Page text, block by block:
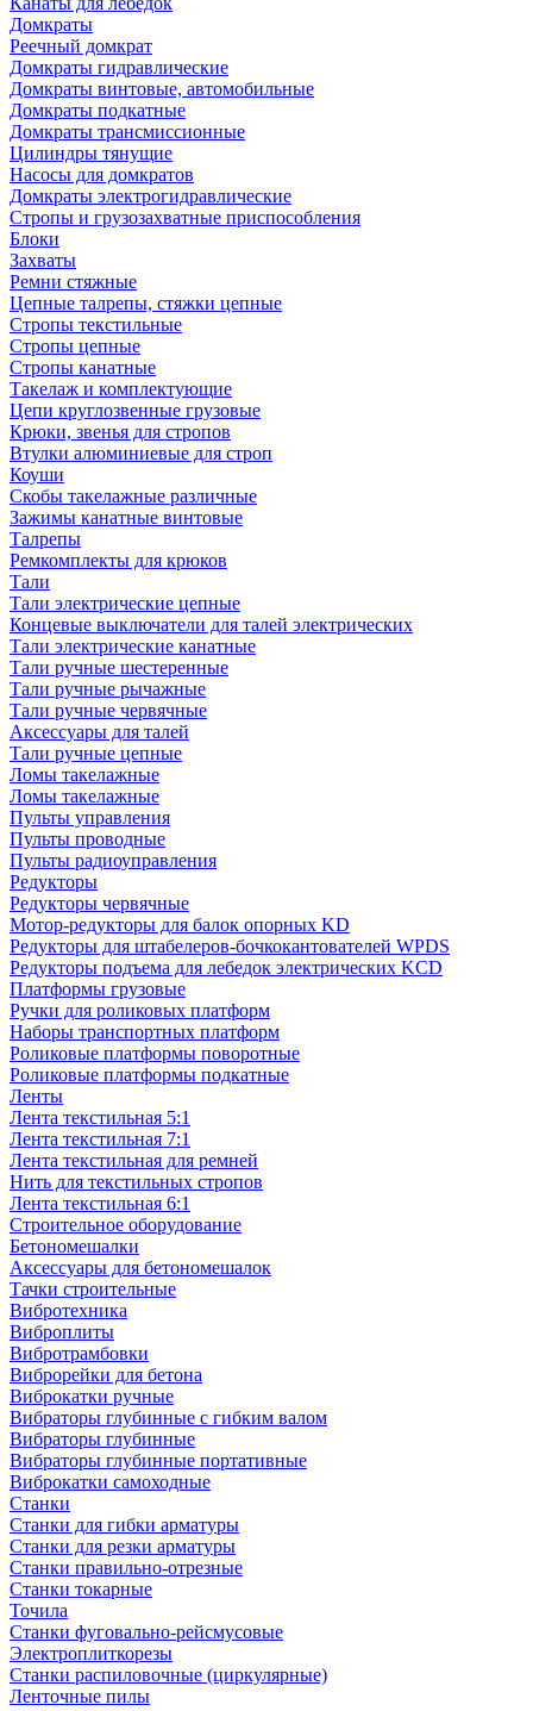
Домкраты
Реечный домкрат
Домкраты гидравлические
Домкраты винтовые, автомобильные
Домкраты подкатные
Домкраты трансмиссионные
Цилиндры тянущие
Насосы для домкратов
Домкраты электрогидравлические
Стропы и грузозахватные приспособления
Блоки
Захваты
Ремни стяжные
Цепные талрепы, стяжки цепные
Стропы текстильные
Стропы цепные
Стропы канатные
Такелаж и комплектующие
Цепи круглозвенные грузовые
Крюки, звенья для стропов
Втулки алюминиевые для строп
Коуши
Скобы такелажные различные
Зажимы канатные винтовые
Талрепы
Ремкомплекты для крюков
Тали
Тали электрические цепные
Концевые выключатели для талей электрических
Тали электрические канатные
Тали ручные шестеренные
Тали ручные рычажные
Тали ручные червячные
Аксессуары для талей
Тали ручные цепные
Ломы такелажные
Ломы такелажные
Пульты управления
Пульты проводные
Пульты радиоуправления
Редукторы
Редукторы червячные
Мотор-редукторы для балок опорных KD
Редукторы для штабелеров-бочкокантователей WPDS
Редукторы подъема для лебедок электрических KCD
Платформы грузовые
Ручки для роликовых платформ
Наборы транспортных платформ
Роликовые платформы поворотные
Роликовые платформы подкатные
Ленты
Лента текстильная 5:1
Лента текстильная 7:1
Лента текстильная для ремней
Нить для текстильных стропов
Лента текстильная 6:1
Строительное оборудование
Бетономешалки
Аксессуары для бетономешалок
Тачки строительные
Вибротехника
Виброплиты
Вибротрамбовки
Виброрейки для бетона
Виброкатки ручные
Вибраторы глубинные с гибким валом
Вибраторы глубинные
Вибраторы глубинные портативные
Виброкатки самоходные
Станки
Станки для гибки арматуры
Станки для резки арматуры
Станки правильно-отрезные
Станки токарные
Точила
Станки фуговально-рейсмусовые
Электроплиткорезы
Станки распиловочные (циркулярные)
Ленточные пилы